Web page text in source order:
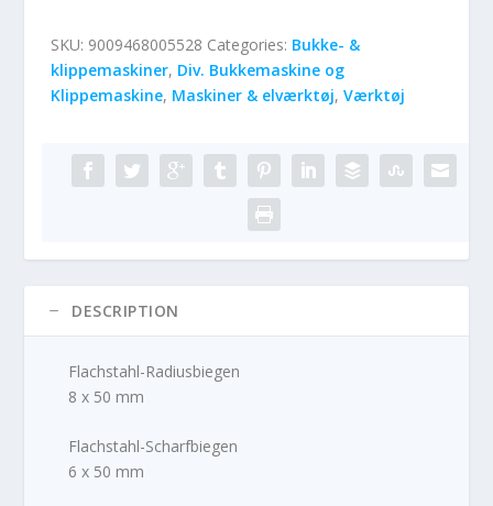
SKU: 9009468005528 Categories: Bukke- &
klippemaskiner, Div. Bukkemaskine og
Klippemaskine, Maskiner & elværktøj,Værktøj
DESCRIPTION
Flachstahl-Radiusbiegen
8 x 50 mm
Flachstahl-Scharfbiegen
6 x 50 mm